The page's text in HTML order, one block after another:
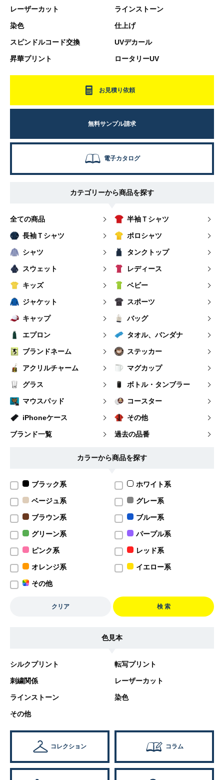
レーザーカット ラインストーン
染色 仕上げ
スピンドルコード交換 UVデカール
昇華プリント ロータリーUV
お見積り依頼
無料サンプル請求
電子カタログ
カテゴリーから商品を探す
全ての商品 半袖Ｔシャツ
長袖Ｔシャツ ポロシャツ
シャツ タンクトップ
スウェット レディース
キッズ ベビー
ジャケット スポーツ
キャップ バッグ
エプロン タオル、バンダナ
ブランドネーム ステッカー
アクリルチャーム マグカップ
グラス ボトル・タンブラー
マウスパッド コースター
iPhoneケース その他
ブランド一覧 過去の品番
カラーから商品を探す
ブラック系 ホワイト系
ベージュ系 グレー系
ブラウン系 ブルー系
グリーン系 パープル系
ピンク系 レッド系
オレンジ系 イエロー系
その他
クリア 検 索
色見本
シルクプリント 転写プリント
刺繍関係 レーザーカット
ラインストーン 染色
その他
コレクション コラム